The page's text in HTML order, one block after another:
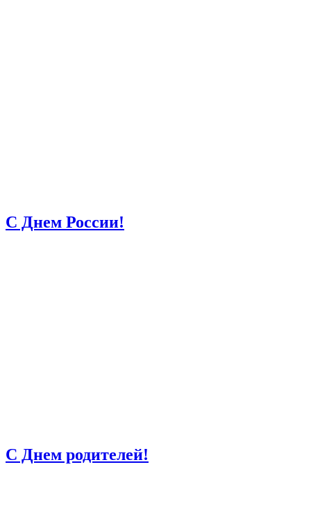
С Днем России!
С Днем родителей!